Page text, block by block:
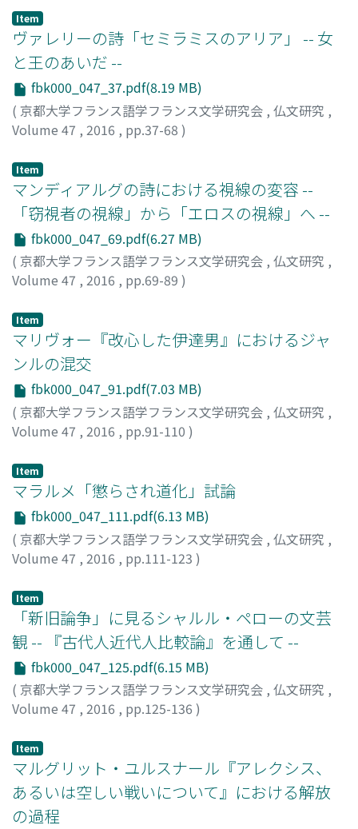
Item
ヴァレリーの詩「セミラミスのアリア」 -- 女
と王のあいだ --
fbk000_047_37.pdf(8.19 MB)
( 京都大学フランス語学フランス文学研究会 , 仏文研究 ,
Volume 47 , 2016 , pp.37-68 )
Item
マンディアルグの詩における視線の変容 --
「窃視者の視線」から「エロスの視線」へ --
fbk000_047_69.pdf(6.27 MB)
( 京都大学フランス語学フランス文学研究会 , 仏文研究 ,
Volume 47 , 2016 , pp.69-89 )
Item
マリヴォー『改心した伊達男』におけるジャ
ンルの混交
fbk000_047_91.pdf(7.03 MB)
( 京都大学フランス語学フランス文学研究会 , 仏文研究 ,
Volume 47 , 2016 , pp.91-110 )
Item
マラルメ「懲らされ道化」試論
fbk000_047_111.pdf(6.13 MB)
( 京都大学フランス語学フランス文学研究会 , 仏文研究 ,
Volume 47 , 2016 , pp.111-123 )
Item
「新旧論争」に見るシャルル・ペローの文芸
観 -- 『古代人近代人比較論』を通して --
fbk000_047_125.pdf(6.15 MB)
( 京都大学フランス語学フランス文学研究会 , 仏文研究 ,
Volume 47 , 2016 , pp.125-136 )
Item
マルグリット・ユルスナール『アレクシス、
あるいは空しい戦いについて』における解放
の過程